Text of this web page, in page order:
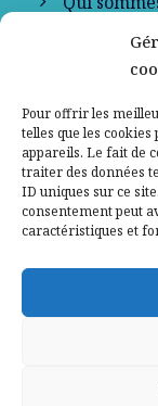
Pour offrir les
telles que les
appareils. Le fait de
traiter des données
ID uniques sur ce
consentement peut
caractéristiques et
Contactez-
Mentions
Politique